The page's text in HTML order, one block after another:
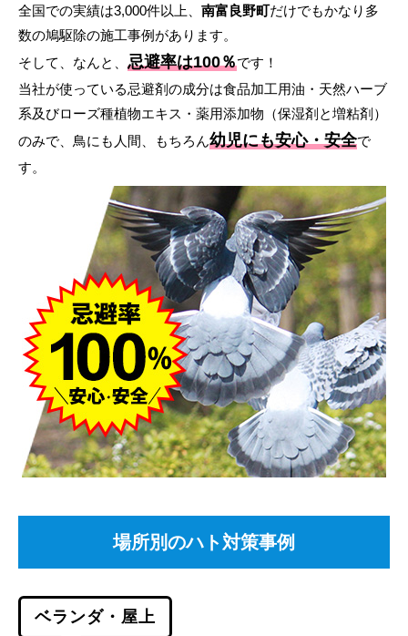
全国での実績は3,000件以上、 南富良野町だけでもかなり多
数の鳩駆除の施工事例があります。
そして、なんと、 忌避率は100％です！
当社が使っている忌避剤の成分は食品加工用油・天然ハーブ
系及びローズ種植物エキス・薬用添加物（保湿剤と増粘剤）
のみで、鳥にも人間、もちろん幼児にも安心・安全で
す。
場所別のハト対策事例
ベランダ・屋上